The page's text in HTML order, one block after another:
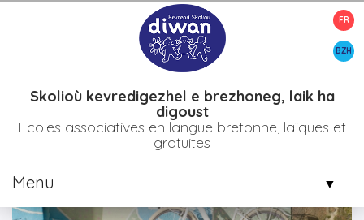
FR
BZH
Skolioù kevredigezhel e brezhoneg, laik ha
digoust
Ecoles associatives en langue bretonne, laïques et
gratuites
Menu ▼
Etablissements > Bro diwan plijidi
L'école Diwan de